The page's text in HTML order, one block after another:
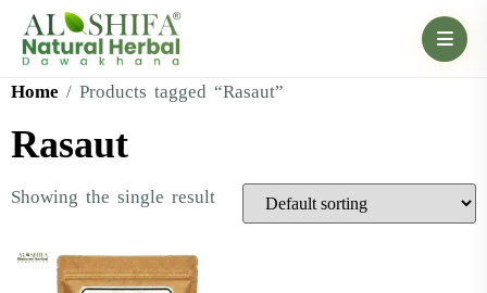
Home / Products tagged “Rasaut”
Rasaut
Showing the single result